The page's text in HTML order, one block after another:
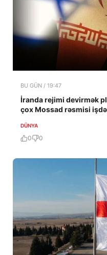
BU GÜN / 19:47
İranda rejimi devirmək
çox Mossad rəsmisi
DÜNYA
0 0